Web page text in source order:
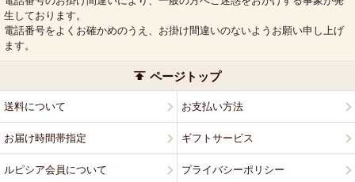
生しております。
電話番号をよくお確かめのうえ、お掛け間違いのないようお願い申し上げ
ます。
ページトップ
送料について お支払い方法
お届け時間帯指定 ギフトサービス
ルピシア会員について プライバシーポリシー